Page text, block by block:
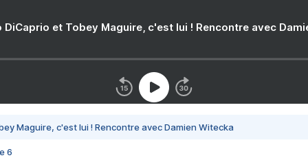
DiCaprio et Tobey Maguire, c'est lui ! Rencontre avec
Maguire, c'est lui ! Rencontre avec Damien Witecka
6